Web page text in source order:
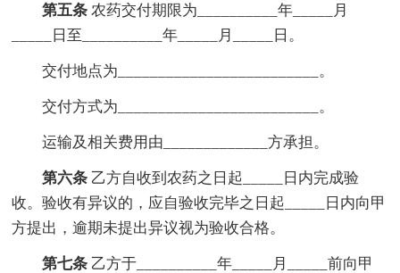
第五条 农药交付期限为__________年_____月
_____日至__________年_____月_____日。
交付地点为_________________________。
交付方式为_________________________。
运输及相关费用由_____________方承担。
第六条 乙方自收到农药之日起_____日内完成验
收。验收有异议的，应自验收完毕之日起_____日内向甲
方提出，逾期未提出异议视为验收合格。
第七条 乙方于__________年_____月_____前向甲